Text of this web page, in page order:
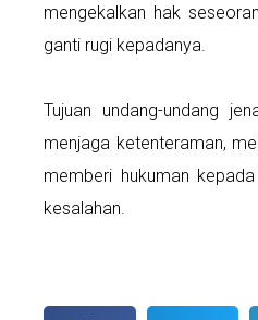
mengekalkan hak
ganti rugi kepadanya.
Tujuan undang-undang
menjaga ketenteraman,
memberi hukuman
kesalahan.